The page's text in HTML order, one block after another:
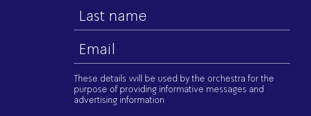
Last
name
Email
(Required)
These details will be used by the orchestra for the
purpose of providing informative messages and
advertising information